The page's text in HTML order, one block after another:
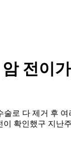
전이
술로 다 제거 후
이 확인했구 지난